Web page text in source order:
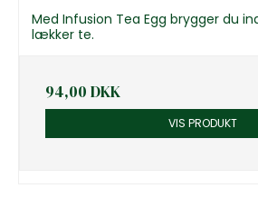
Med Infusion Tea Egg brygger du
lækker te.
94,00 DKK
VIS PRODUKT